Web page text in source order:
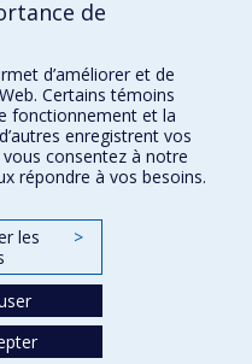
de
d’améliorer et de
Certains témoins
fonctionnement et la
enregistrent vos
consentez à notre
répondre à vos besoins.
les
>